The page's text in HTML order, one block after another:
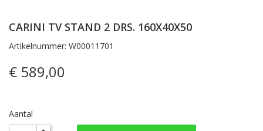
CARINI TV STAND 2 DRS. 160X40X50
Artikelnummer: W00011701
€ 589,00
Aantal